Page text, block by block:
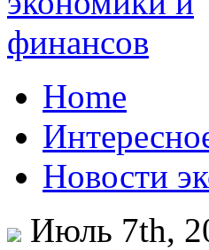
Home
Новости
Июль 7th,